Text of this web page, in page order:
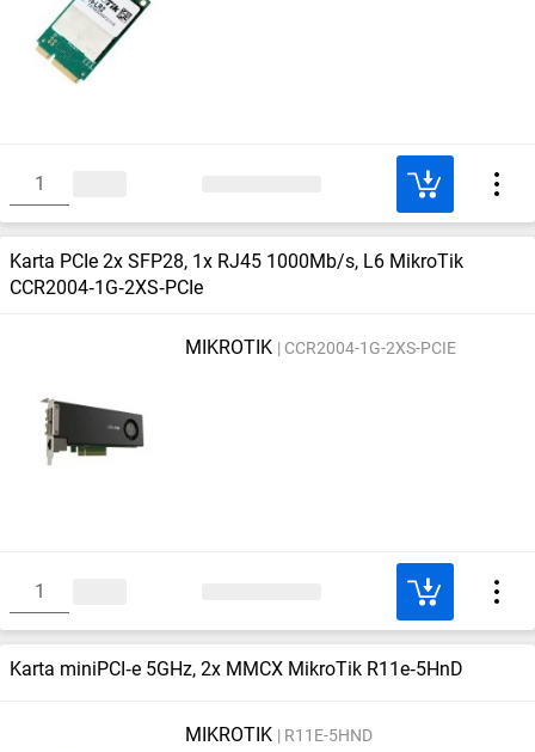
Karta PCIe 2x SFP28, 1x RJ45 1000Mb/s, L6 MikroTik
CCR2004‑1G‑2XS‑PCIe
MIKROTIK CCR2004-1G-2XS-PCIE
Karta miniPCI‑e 5GHz, 2x MMCX MikroTik R11e‑5HnD
MIKROTIK R11E-5HND